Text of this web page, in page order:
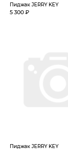
Пиджак JERRY KEY
5 300 ₽
Пиджак JERRY KEY